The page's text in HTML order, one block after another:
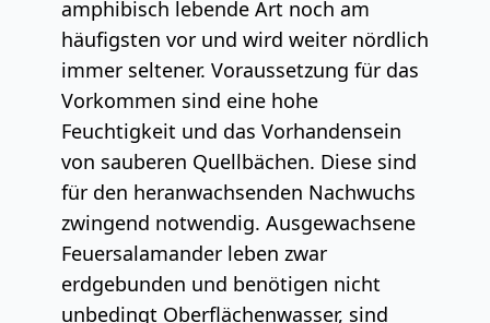
amphibisch lebende Art noch am
häufigsten vor und wird weiter nördlich
immer seltener. Voraussetzung für das
Vorkommen sind eine hohe
Feuchtigkeit und das Vorhandensein
von sauberen Quellbächen. Diese sind
für den heranwachsenden Nachwuchs
zwingend notwendig. Ausgewachsene
Feuersalamander leben zwar
erdgebunden und benötigen nicht
unbedingt Oberflächenwasser, sind